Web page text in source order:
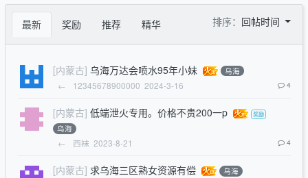
最新 奖励 推荐 精华 排序： 回帖时间
[内蒙古] 乌海万达会喷水95年小妹 乌海
← 12345678900000 2024-3-16 4
[内蒙古] 低端泄火专用。价格不贵200一p
乌海
← 西袜 2023-8-21 4
[内蒙古] 求乌海三区熟女资源有偿 乌海